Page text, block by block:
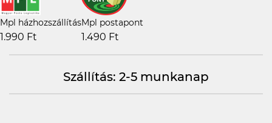
Mpl házhozszállítás
1.990 Ft
Mpl postapont
1.490 Ft
Szállítás: 2-5 munkanap